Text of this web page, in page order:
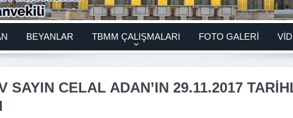
BEYANLAR TBMM ÇALIŞMALARI FOTO GALERİ
SAYIN CELAL ADAN’IN 29.11.2017